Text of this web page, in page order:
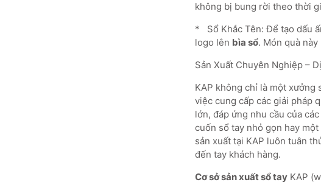
không bị bung rời theo thời
* Sổ Khắc Tên: Để tạo dấu
logo lên bìa sổ. Món quà
Sản Xuất Chuyên Nghiệp –
KAP không chỉ là một xưởng
việc cung cấp các giải pháp
lớn, đáp ứng nhu cầu của
cuốn sổ tay nhỏ gọn hay
sản xuất tại KAP luôn tuân
đến tay khách hàng.
Cơ sở sản xuất sổ tayKAP